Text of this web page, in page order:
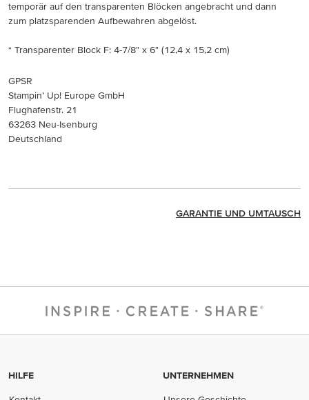
temporär auf den transparenten Blöcken angebracht und dann
zum platzsparenden Aufbewahren abgelöst.
* Transparenter Block F: 4-7/8" x 6" (12,4 x 15,2 cm)
GPSR
Stampin’ Up! Europe GmbH
Flughafenstr. 21
63263 Neu-Isenburg
Deutschland
GARANTIE UND UMTAUSCH
HILFE UNTERNEHMEN